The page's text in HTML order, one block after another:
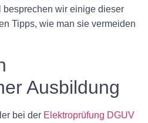
besprechen wir einige dieser
Tipps, wie man sie vermeiden
Ausbildung
bei der Elektroprüfung DGUV